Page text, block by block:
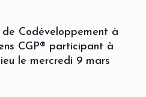
Codéveloppement à
CGP® participant à
le mercredi 9 mars